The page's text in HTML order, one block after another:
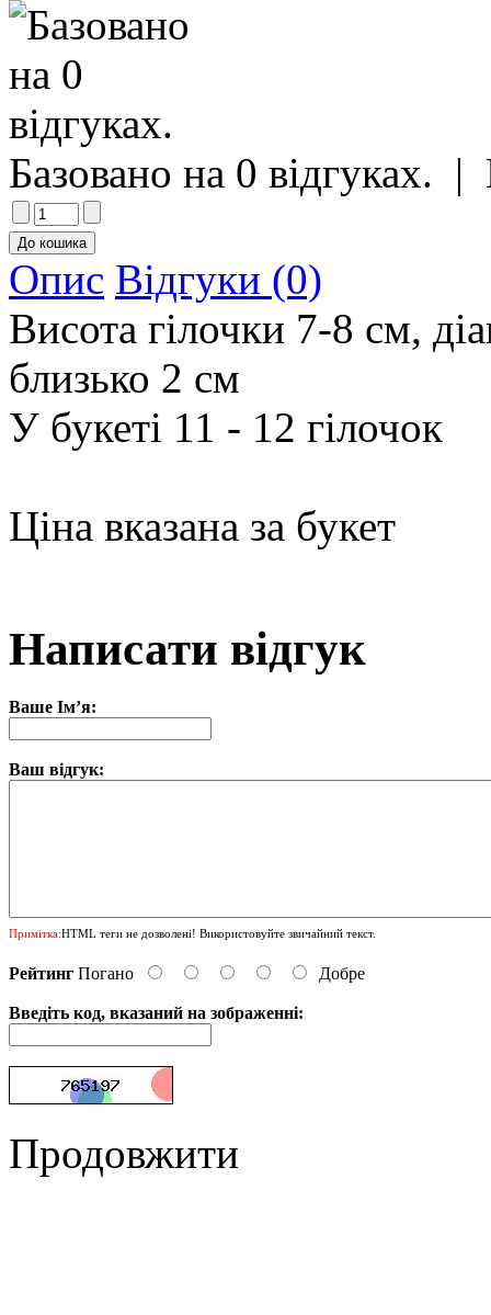
Базовано на 0 відгуках. |
Опис Відгуки (0)
Висота гілочки 7-8 см,
близько 2 см
У букеті 11 - 12 гілочок
Ціна вказана за букет
Написати відгук
Ваше Ім’я:
Ваш відгук:
Примітка:HTML теги не дозволені! Використовуйте звичайний текст.
Рейтинг Погано Добре
Введіть код, вказаний на зображенні:
Продовжити